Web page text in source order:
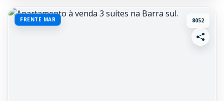
FRENTE MAR 8052